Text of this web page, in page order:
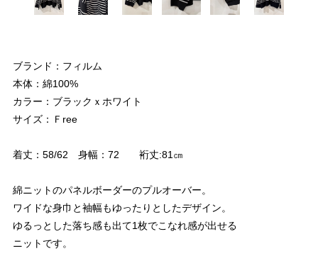
ブランド：フィルム
本体：綿100%
カラー：ブラックｘホワイト
サイズ：Ｆree
着丈：58/62 身幅：72 裄丈:81㎝
綿ニットのパネルボーダーのプルオーバー。
ワイドな身巾と袖幅もゆったりとしたデザイン。
ゆるっとした落ち感も出て1枚でこなれ感が出せる
ニットです。